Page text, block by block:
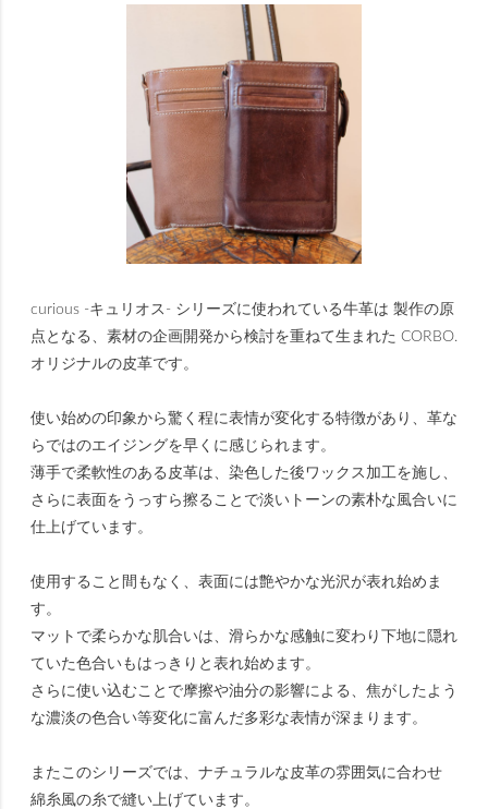
curious -キュリオス- シリーズに使われている牛革は 製作の原
点となる、素材の企画開発から検討を重ねて生まれた CORBO.
オリジナルの皮革です。
使い始めの印象から驚く程に表情が変化する特徴があり、革な
らではのエイジングを早くに感じられます。
薄手で柔軟性のある皮革は、染色した後ワックス加工を施し、
さらに表面をうっすら擦ることで淡いトーンの素朴な風合いに
仕上げています。
使用すること間もなく、表面には艶やかな光沢が表れ始めま
す。
マットで柔らかな肌合いは、滑らかな感触に変わり下地に隠れ
ていた色合いもはっきりと表れ始めます。
さらに使い込むことで摩擦や油分の影響による、焦がしたよう
な濃淡の色合い等変化に富んだ多彩な表情が深まります。
またこのシリーズでは、ナチュラルな皮革の雰囲気に合わせ
綿糸風の糸で縫い上げています。